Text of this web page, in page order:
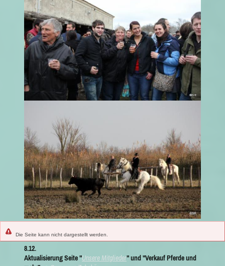
Die Seite kann nicht dargestellt werden.
8.12.
Aktualisierung Seite "Unsere Mitglieder" und "Verkauf Pferde und